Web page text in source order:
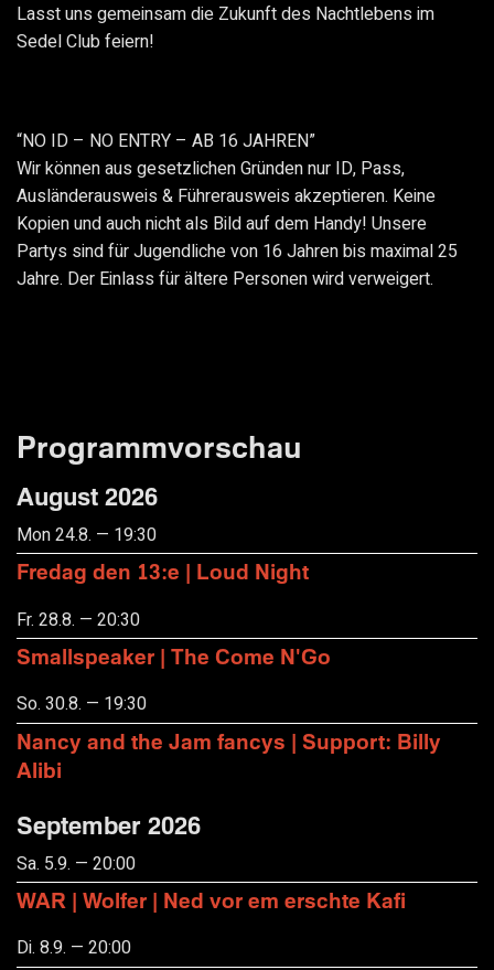
Lasst uns gemeinsam die Zukunft des Nachtlebens im
Sedel Club feiern!
“NO ID – NO ENTRY – AB 16 JAHREN”
Wir können aus gesetzlichen Gründen nur ID, Pass,
Ausländerausweis & Führerausweis akzeptieren. Keine
Kopien und auch nicht als Bild auf dem Handy! Unsere
Partys sind für Jugendliche von 16 Jahren bis maximal 25
Jahre. Der Einlass für ältere Personen wird verweigert.
Programmvorschau
August 2026
Mon 24.8. — 19:30
Fredag den 13:e | Loud Night
Fr. 28.8. — 20:30
Smallspeaker | The Come N'Go
So. 30.8. — 19:30
Nancy and the Jam fancys | Support: Billy
Alibi
September 2026
Sa. 5.9. — 20:00
WAR | Wolfer | Ned vor em erschte Kafi
Di. 8.9. — 20:00